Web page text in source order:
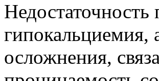
гипокальциемия,
осложнения,